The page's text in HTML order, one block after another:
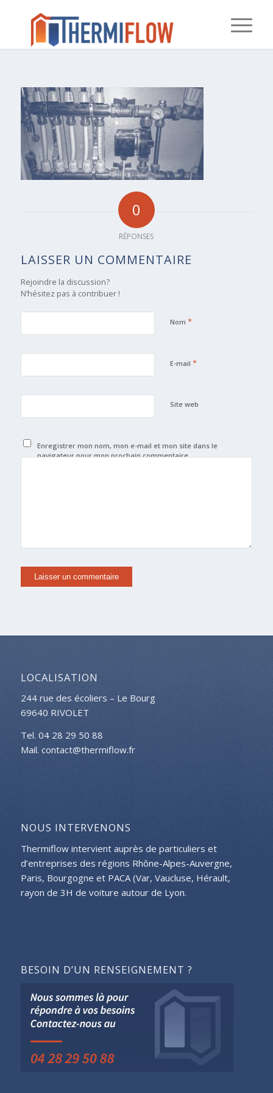
0
RÉPONSES
LAISSER UN COMMENTAIRE
Rejoindre la discussion?
N’hésitez pas à contribuer !
Nom *
E-mail *
Site web
Enregistrer mon nom, mon e-mail et mon site dans le
navigateur pour mon prochain commentaire.
LOCALISATION
244 rue des écoliers – Le Bourg
69640 RIVOLET
Tel. 04 28 29 50 88
Mail. contact@thermiflow.fr
NOUS INTERVENONS
Thermiflow intervient auprès de particuliers et
d’entreprises des régions Rhône-Alpes-Auvergne,
Paris, Bourgogne et PACA (Var, Vaucluse, Hérault,
rayon de 3H de voiture autour de Lyon.
BESOIN D’UN RENSEIGNEMENT ?